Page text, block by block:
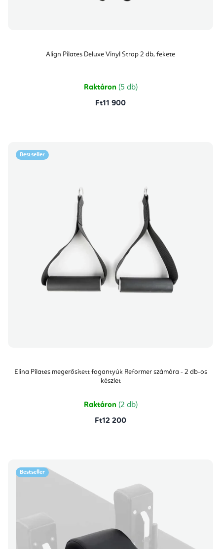
Align Pilates Deluxe Vinyl Strap 2 db, fekete
Raktáron (5 db)
Ft11 900
Bestseller
Elina Pilates megerősített fogantyúk Reformer számára - 2 db-os
készlet
Raktáron (2 db)
Ft12 200
Bestseller